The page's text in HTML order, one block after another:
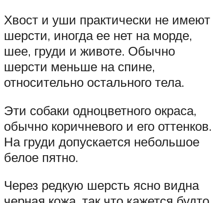
Хвост и уши практически не имеют
шерсти, иногда ее нет на морде,
шее, груди и животе. Обычно
шерсти меньше на спине,
относительно остального тела.
Эти собаки одноцветного окраса,
обычно коричневого и его оттенков.
На груди допускается небольшое
белое пятно.
Через редкую шерсть ясно видна